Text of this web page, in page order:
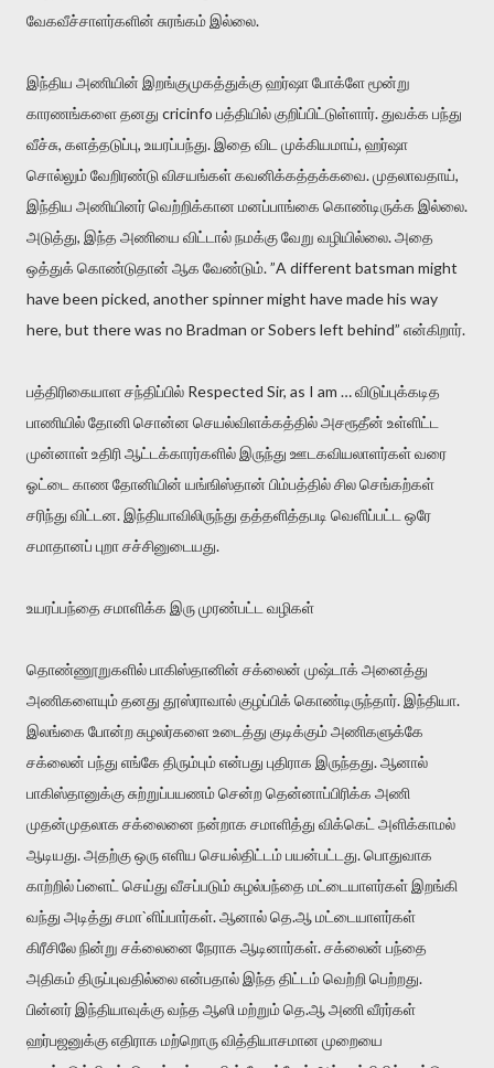
வேகவீச்சாளர்களின் சுரங்கம் இல்லை.
இந்திய அணியின் இறங்குமுகத்துக்கு ஹர்ஷா போக்ளே மூன்று
காரணங்களை தனது cricinfo பத்தியில் குறிப்பிட்டுள்ளார். துவக்க பந்து
வீச்சு, களத்தடுப்பு, உயரப்பந்து. இதை விட முக்கியமாய், ஹர்ஷா
சொல்லும் வேறிரண்டு விசயங்கள் கவனிக்கத்தக்கவை. முதலாவதாய்,
இந்திய அணியினர் வெற்றிக்கான மனப்பாங்கை கொண்டிருக்க இல்லை.
அடுத்து, இந்த அணியை விட்டால் நமக்கு வேறு வழியில்லை. அதை
ஒத்துக் கொண்டுதான் ஆக வேண்டும். ”A different batsman might
have been picked, another spinner might have made his way
here, but there was no Bradman or Sobers left behind” என்கிறார்.
பத்திரிகையாள சந்திப்பில் Respected Sir, as I am … விடுப்புக்கடித
பாணியில் தோனி சொன்ன செயல்விளக்கத்தில் அசரூதீன் உள்ளிட்ட
முன்னாள் உதிரி ஆட்டக்காரர்களில் இருந்து ஊடகவியலாளர்கள் வரை
ஓட்டை காண தோனியின் யங்ஙிஸ்தான் பிம்பத்தில் சில செங்கற்கள்
சரிந்து விட்டன. இந்தியாவிலிருந்து தத்தளித்தபடி வெளிப்பட்ட ஒரே
சமாதானப் புறா சச்சினுடையது.
உயரப்பந்தை சமாளிக்க இரு முரண்பட்ட வழிகள்
தொண்ணூறுகளில் பாகிஸ்தானின் சக்லைன் முஷ்டாக் அனைத்து
அணிகளையும் தனது தூஸ்ராவால் குழப்பிக் கொண்டிருந்தார். இந்தியா.
இலங்கை போன்ற சுழலர்களை உடைத்து குடிக்கும் அணிகளுக்கே
சக்லைன் பந்து எங்கே திரும்பும் என்பது புதிராக இருந்தது. ஆனால்
பாகிஸ்தானுக்கு சுற்றுப்பயணம் சென்ற தென்னாப்பிரிக்க அணி
முதன்முதலாக சக்லைனை நன்றாக சமாளித்து விக்கெட் அளிக்காமல்
ஆடியது. அதற்கு ஒரு எளிய செயல்திட்டம் பயன்பட்டது. பொதுவாக
காற்றில் ப்ளைட் செய்து வீசப்படும் சுழல்பந்தை மட்டையாளர்கள் இறங்கி
வந்து அடித்து சமா`ளிப்பார்கள். ஆனால் தெ.ஆ மட்டையாளர்கள்
கிரீசிலே நின்று சக்லைனை நேராக ஆடினார்கள். சக்லைன் பந்தை
அதிகம் திருப்புவதில்லை என்பதால் இந்த திட்டம் வெற்றி பெற்றது.
பின்னர் இந்தியாவுக்கு வந்த ஆஸி மற்றும் தெ.ஆ அணி வீரர்கள்
ஹர்பஜனுக்கு எதிராக மற்றொரு வித்தியாசமான முறையை